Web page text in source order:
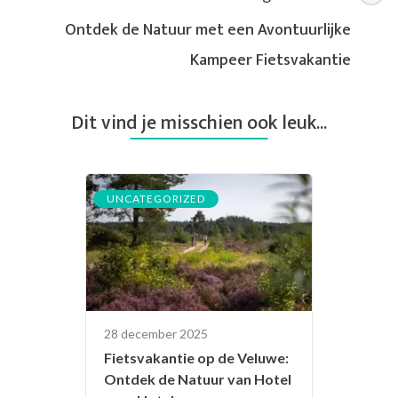
Ontdek de Natuur met een Avontuurlijke
Kampeer Fietsvakantie
Dit vind je misschien ook leuk...
UNCATEGORIZED
28 december 2025
Fietsvakantie op de Veluwe:
Ontdek de Natuur van Hotel